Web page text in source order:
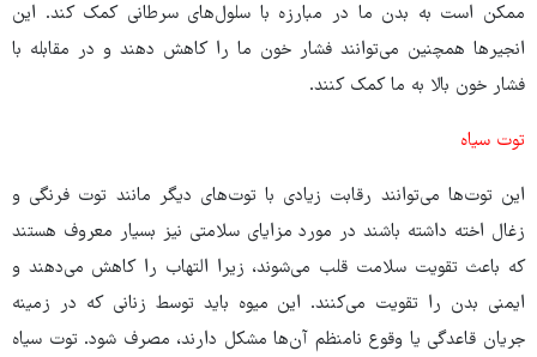
ممکن است به بدن ما در مبارزه با سلول‌های سرطانی کمک کند. این
انجیرها همچنین می‌توانند فشار خون ما را کاهش دهند و در مقابله با
فشار خون بالا به ما کمک کنند.
توت سیاه
این توت‌ها می‌توانند رقابت زیادی با توت‌های دیگر مانند توت فرنگی و
زغال اخته داشته باشند در مورد مزایای سلامتی نیز بسیار معروف هستند
که باعث تقویت سلامت قلب می‌شوند، زیرا التهاب را کاهش می‌دهند و
ایمنی بدن را تقویت می‌کنند. این میوه باید توسط زنانی که در زمینه
جریان قاعدگی یا وقوع نامنظم آن‌ها مشکل دارند، مصرف شود. توت سیاه